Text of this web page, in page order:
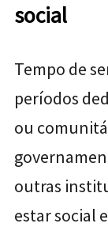
social
Tempo de
períodos
ou
outras
estar social